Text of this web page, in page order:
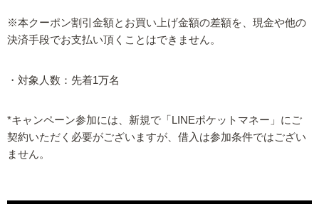
※本クーポン割引金額とお買い上げ金額の差額を、現金や他の
決済手段でお支払い頂くことはできません。
・対象人数：先着1万名
*キャンペーン参加には、新規で「LINEポケットマネー」にご
契約いただく必要がございますが、借入は参加条件ではござい
ません。